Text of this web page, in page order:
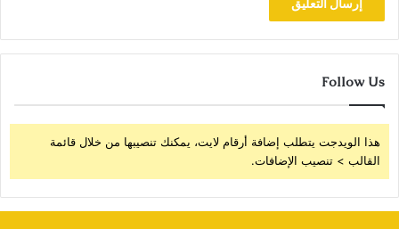
Follow Us
هذا الويدجت يتطلب إضافة أرقام لايت، يمكنك تنصيبها من خلال قائمة
القالب > تنصيب الإضافات.